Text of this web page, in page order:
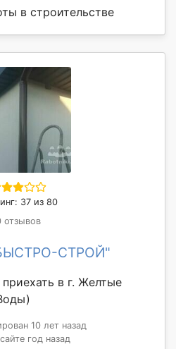
в строительстве
37 из 80
отзывов
СТРОЙ"
в г. Желтые
10 лет назад
год назад